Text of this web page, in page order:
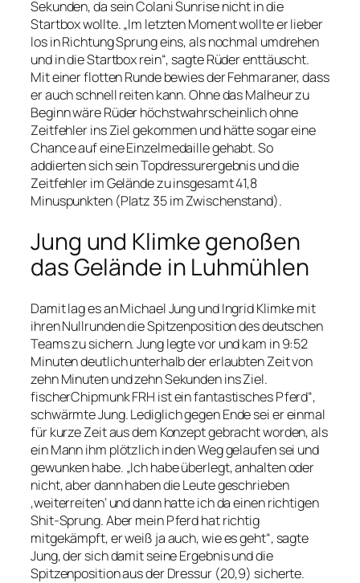
Sekunden, da sein Colani Sunrise nicht in die
Startbox wollte. „Im letzten Moment wollte er lieber
los in Richtung Sprung eins, als nochmal umdrehen
und in die Startbox rein“, sagte Rüder enttäuscht.
Mit einer flotten Runde bewies der Fehmaraner, dass
er auch schnell reiten kann. Ohne das Malheur zu
Beginn wäre Rüder höchstwahrscheinlich ohne
Zeitfehler ins Ziel gekommen und hätte sogar eine
Chance auf eine Einzelmedaille gehabt. So
addierten sich sein Topdressurergebnis und die
Zeitfehler im Gelände zu insgesamt 41,8
Minuspunkten (Platz 35 im Zwischenstand).
Jung und Klimke genoßen
das Gelände in Luhmühlen
Damit lag es an Michael Jung und Ingrid Klimke mit
ihren Nullrunden die Spitzenposition des deutschen
Teams zu sichern. Jung legte vor und kam in 9:52
Minuten deutlich unterhalb der erlaubten Zeit von
zehn Minuten und zehn Sekunden ins Ziel.
fischerChipmunk FRH ist ein fantastisches Pferd“,
schwärmte Jung. Lediglich gegen Ende sei er einmal
für kurze Zeit aus dem Konzept gebracht worden, als
ein Mann ihm plötzlich in den Weg gelaufen sei und
gewunken habe. „Ich habe überlegt, anhalten oder
nicht, aber dann haben die Leute geschrieben
‚weiterreiten‘ und dann hatte ich da einen richtigen
Shit-Sprung. Aber mein Pferd hat richtig
mitgekämpft, er weiß ja auch, wie es geht“, sagte
Jung, der sich damit seine Ergebnis und die
Spitzenposition aus der Dressur (20,9) sicherte.